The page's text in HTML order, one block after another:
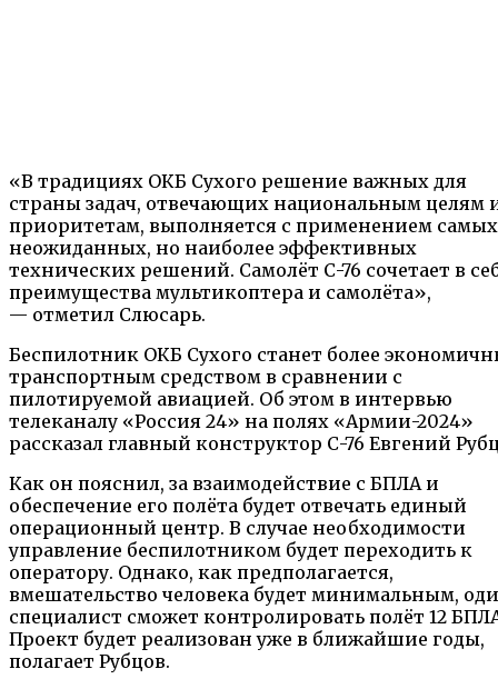
«В традициях ОКБ Сухого решение важных для
страны задач, отвечающих национальным целям
приоритетам, выполняется с применением самых
неожиданных, но наиболее эффективных
технических решений. Самолёт С-76 сочетает в
преимущества мультикоптера и самолёта»,
— отметил Слюсарь.
Беспилотник ОКБ Сухого станет более
транспортным средством в сравнении с
пилотируемой авиацией. Об этом в интервью
телеканалу «Россия 24» на полях «Армии-2024»
рассказал главный конструктор С-76 Евгений
Как он пояснил, за взаимодействие с БПЛА и
обеспечение его полёта будет отвечать единый
операционный центр. В случае необходимости
управление беспилотником будет переходить к
оператору. Однако, как предполагается,
вмешательство человека будет минимальным,
специалист сможет контролировать полёт 12
Проект будет реализован уже в ближайшие годы,
полагает Рубцов.